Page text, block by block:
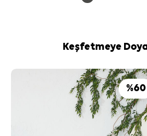
Keşfetmeye
%60